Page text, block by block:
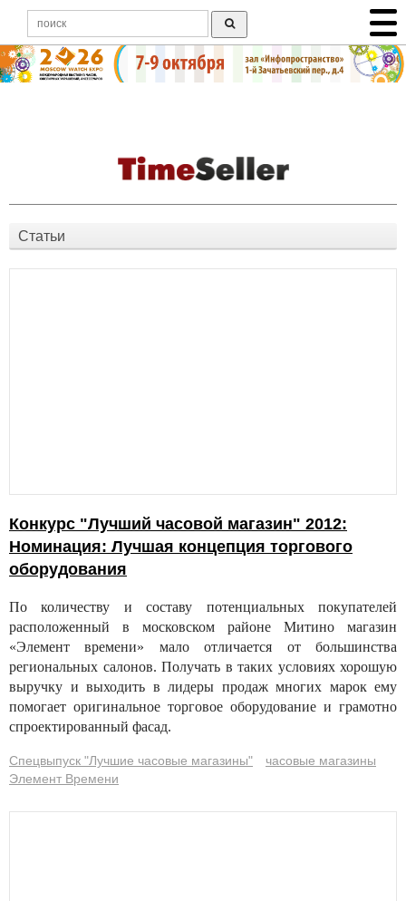
Статьи
Конкурс "Лучший часовой магазин" 2012:
Номинация: Лучшая концепция торгового
оборудования
По количеству и составу потенциальных покупателей
расположенный в московском районе Митино магазин
«Элемент времени» мало отличается от большинства
региональных салонов. Получать в таких условиях хорошую
выручку и выходить в лидеры продаж многих марок ему
помогает оригинальное торговое оборудование и грамотно
спроектированный фасад.
Спецвыпуск "Лучшие часовые магазины"
часовые магазины
Элемент Времени